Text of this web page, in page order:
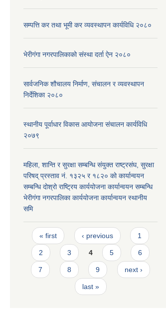
सम्पत्ति कर तथा भूमी कर व्यवस्थापन कार्यविधि २०८०
भेरीगंगा नगरपालिकाको संस्था दर्ता ऐन २०८०
सार्वजनिक शौचालय निर्माण, संचालन र व्यवस्थापन
निर्देशिका २०८०
स्थानीय पूर्वाधार विकास आयोजना संचालन कार्यविधि
२०७९
महिला, शान्ति र सुरक्षा सम्बन्धि संयुक्त राष्ट्रसंघ, सुरक्षा
परिषद् प्रस्ताव नं. १३२५ र १८२० को कार्यान्वयन
सम्बन्धि दोश्रो राष्ट्रिय कार्ययोजना कार्यान्वयन सम्बन्धि
भेरीगंगा नगरपालिका कार्ययोजना कार्यान्वयन स्थानीय
समि
Pages
« first ‹ previous 1
2 3 4 5 6
7 8 9 next ›
last »